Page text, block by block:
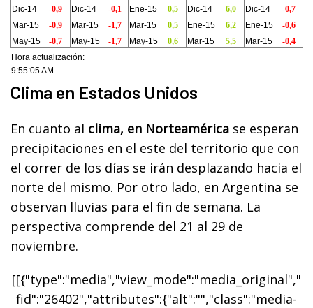
Dic-14
-0,9 Dic-14 -0,1 Ene-15 0,5 Dic-14 6,0 Dic-14
-0,7
Mar-15
-0,9 Mar-15 -1,7 Mar-15 0,5 Ene-15 6,2 Ene-15
-0,6
May-15
-0,7 May-15 -1,7 May-15 0,6 Mar-15 5,5 Mar-15
-0,4
Hora actualización:
9:55:05 AM
Clima en Estados Unidos
En cuanto al clima, en Norteamérica se esperan
precipitaciones en el este del territorio que con
el correr de los días se irán desplazando hacia el
norte del mismo. Por otro lado, en Argentina se
observan lluvias para el fin de semana. La
perspectiva comprende del 21 al 29 de
noviembre.
[[{"type":"media","view_mode":"media_original","
fid":"26402","attributes":{"alt":"","class":"media-